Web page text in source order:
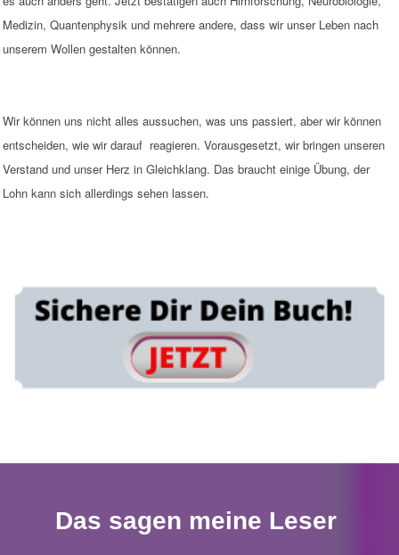
Medizin, Quantenphysik und mehrere andere, dass wir unser Leben nach
unserem Wollen gestalten können.
Wir können uns nicht alles aussuchen, was uns passiert, aber wir können
entscheiden, wie wir darauf reagieren. Vorausgesetzt, wir bringen unseren
Verstand und unser Herz in Gleichklang. Das braucht einige Übung, der
Lohn kann sich allerdings sehen lassen.
Das sagen meine Leser